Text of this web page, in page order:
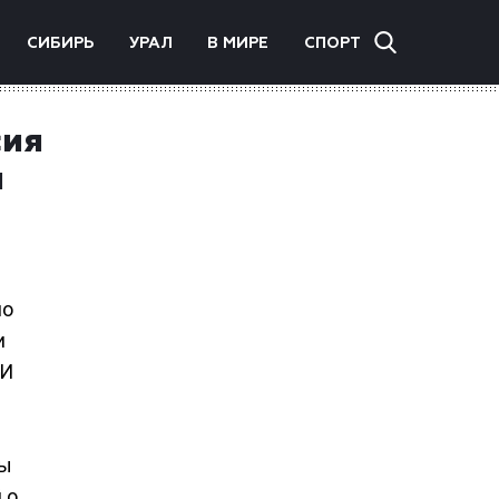
СИБИРЬ УРАЛ В МИРЕ СПОРТ